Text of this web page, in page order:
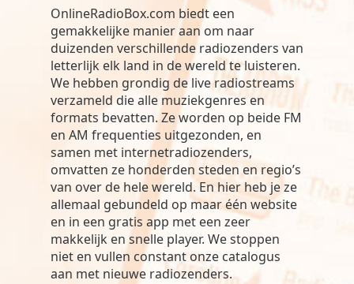
OnlineRadioBox.com biedt een
gemakkelijke manier aan om naar
duizenden verschillende radiozenders van
letterlijk elk land in de wereld te luisteren.
We hebben grondig de live radiostreams
verzameld die alle muziekgenres en
formats bevatten. Ze worden op beide FM
en AM frequenties uitgezonden, en
samen met internetradiozenders,
omvatten ze honderden steden en regio’s
van over de hele wereld. En hier heb je ze
allemaal gebundeld op maar één website
en in een gratis app met een zeer
makkelijk en snelle player. We stoppen
niet en vullen constant onze catalogus
aan met nieuwe radiozenders.